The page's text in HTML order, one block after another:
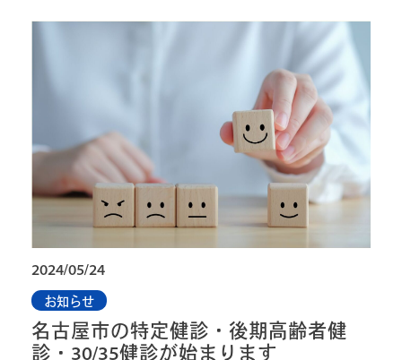
2024/05/24
お知らせ
名古屋市の特定健診・後期高齢者健
診・30/35健診が始まります